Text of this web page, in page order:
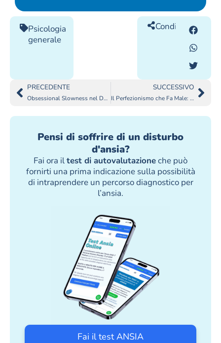
Psicologia
generale
Condividilo
PRECEDENTE
Obsessional Slowness nel DOC: cos’è?
SUCCESSIVO
Il Perfezionismo che Fa Male: Studenti Intrappolati nel DOC
Pensi di soffrire di un disturbo
d'ansia?
Fai ora iltest di autovalutazioneche può
fornirti una prima indicazione sulla possibilità
di intraprendere un percorso diagnostico per
l’ansia.
Fai il test ANSIA